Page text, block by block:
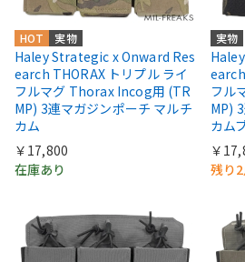
HOT 実物
Haley Strategic x Onward Res
earch THORAX トリプル ライ
フルマグ Thorax Incog用 (TR
MP) 3連マガジンポーチ マルチ
カム
￥17,800
在庫あり
実物
フル
MP)
カム
￥
残り